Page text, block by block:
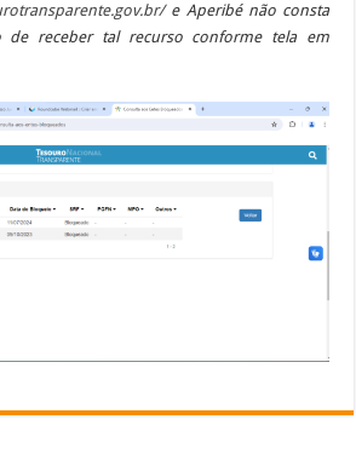
e.gov.br/ e Aperibé não consta
de receber tal recurso conforme tela em